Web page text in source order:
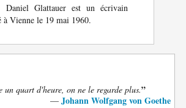
Daniel Glattauer est un écrivain
à Vienne le 19 mai 1960.
un quart d'heure, on ne le regarde plus.”
— Johann Wolfgang von Goethe